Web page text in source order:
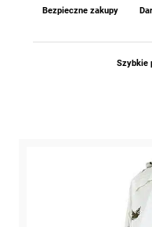
Maskałat
Tec
Bezpieczne zakupy
Szybkie